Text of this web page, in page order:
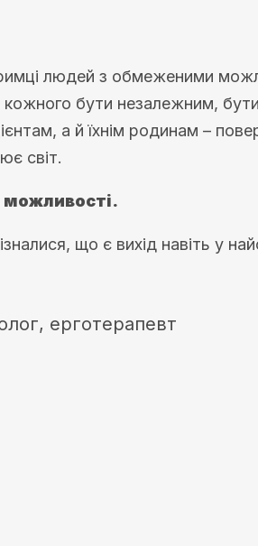
людей з обмеженими
кожного бути незалежним,
а й їхнім родинам –
світ.
можливості.
що є вихід навіть у
ерготерапевт